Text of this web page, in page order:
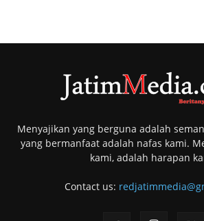
Menyajikan yang berguna adalah
yang bermanfaat adalah nafas kami.
kami, adalah harapan
Contact us: